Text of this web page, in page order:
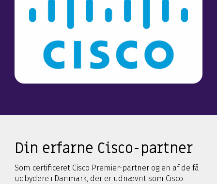
Din erfarne Cisco-partner
Som certificeret Cisco Premier-partner og en af de få
udbydere i Danmark, der er udnævnt som Cisco